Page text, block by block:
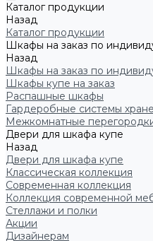
Каталог продукции
Назад
Каталог продукции
Шкафы на заказ по
Назад
Шкафы на заказ по
Шкафы купе на заказ
Распашные шкафы
Гардеробные системы
Межкомнатные
Двери для шкафа купе
Назад
Двери для шкафа купе
Классическая коллекция
Современная коллекция
Коллекция современной
Стеллажи и полки
Акции
Дизайнерам